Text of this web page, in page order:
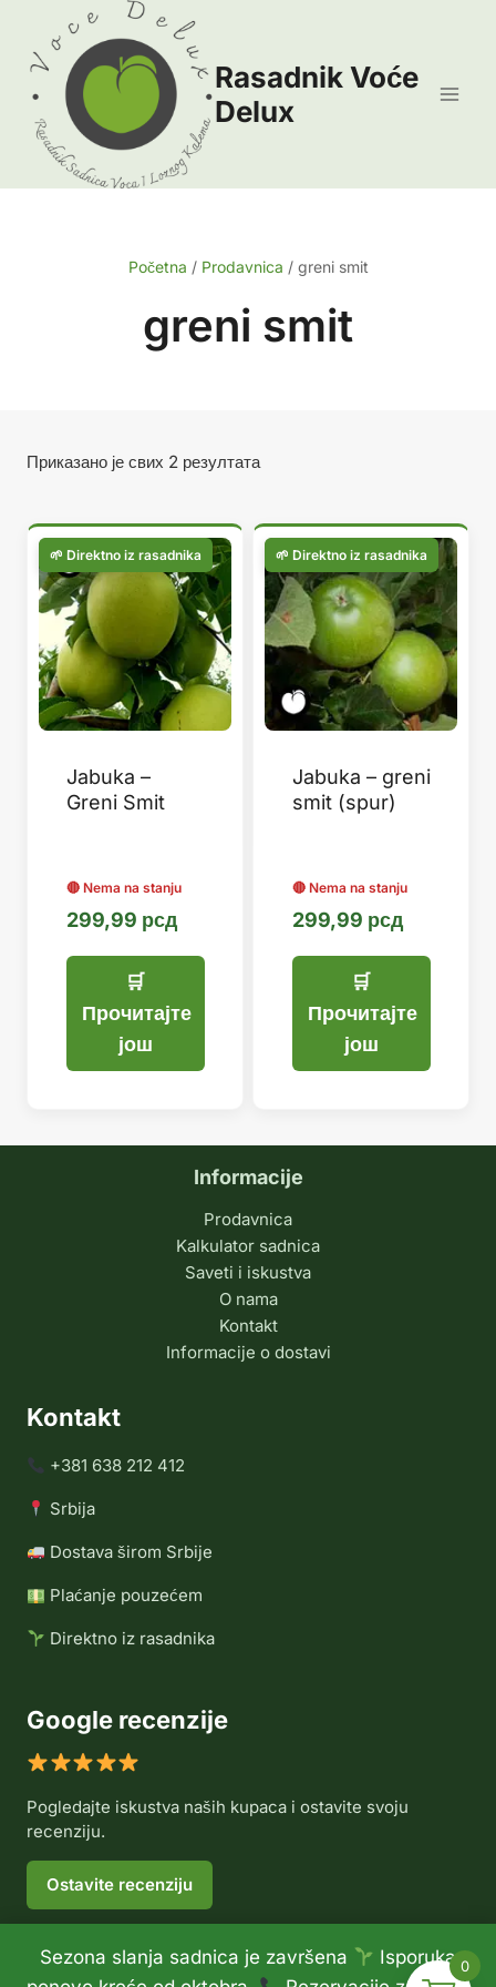
Sezona slanja sadnica je završena
Isporuka
content
Rasadnik Voće
Delux
Početna / Prodavnica / greni smit
greni smit
Приказано је свих 2 резултатаСортирано
популарности
Jabuka –
Greni Smit
299,99 рсд
Прочитајте
још
Jabuka – greni
smit (spur)
299,99 рсд
Прочитајте
још
Informacije
Prodavnica
Kalkulator sadnica
Saveti i iskustva
O nama
Kontakt
Informacije o dostavi
Kontakt
+381 638 212 412
Srbija
Dostava širom Srbije
Plaćanje pouzećem
Direktno iz rasadnika
Google recenzije
Pogledajte iskustva naših kupaca i ostavite svoju
recenziju.
Ostavite recenziju
0